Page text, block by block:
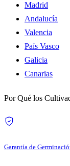
Madrid
Andalucía
Valencia
País Vasco
Galicia
Canarias
Por Qué los
Garantía de